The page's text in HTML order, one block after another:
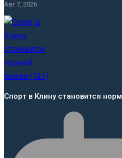
Авг 7, 2026
Спорт в Клину становится